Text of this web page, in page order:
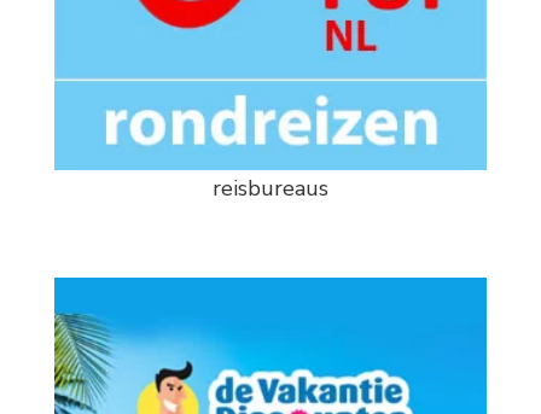
reisbureaus